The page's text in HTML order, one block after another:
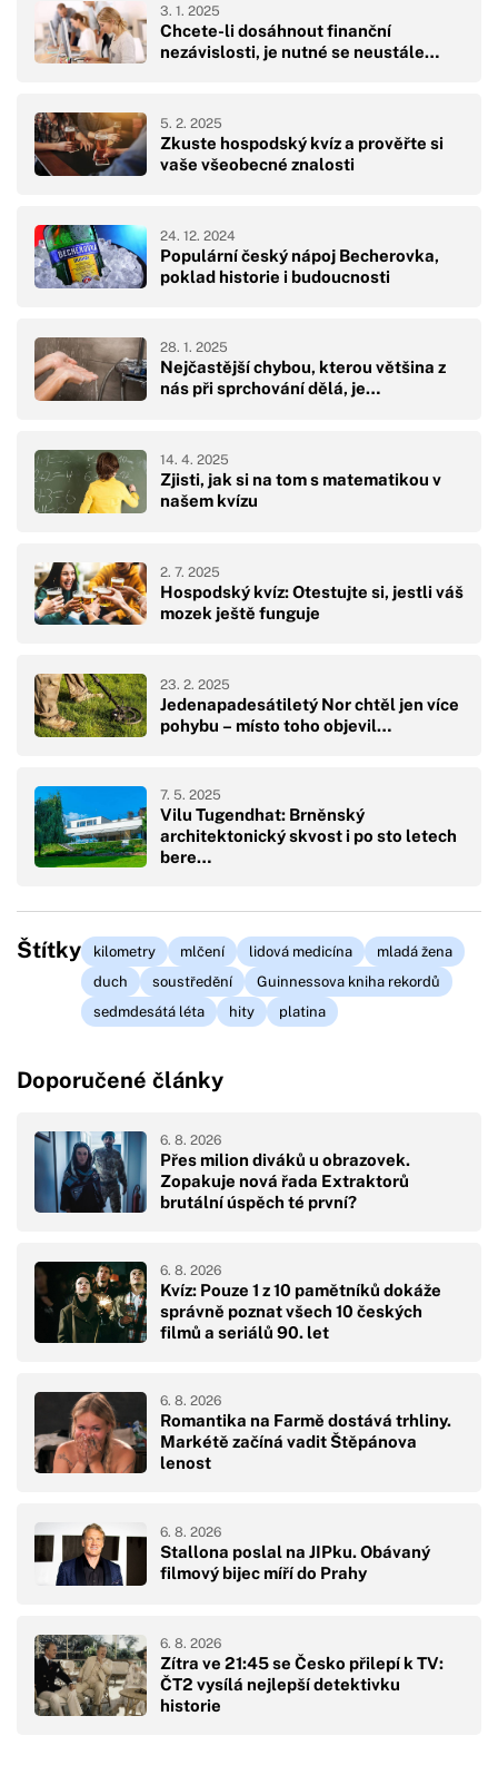
Chcete-li dosáhnout finanční
nezávislosti, je nutné se neustále…
3. 1. 2025
Zkuste hospodský kvíz a prověřte si
vaše všeobecné znalosti
5. 2. 2025
Populární český nápoj Becherovka,
poklad historie i budoucnosti
24. 12. 2024
Nejčastější chybou, kterou většina z
nás při sprchování dělá, je…
28. 1. 2025
Zjisti, jak si na tom s matematikou v
našem kvízu
14. 4. 2025
Hospodský kvíz: Otestujte si, jestli váš
mozek ještě funguje
2. 7. 2025
Jedenapadesátiletý Nor chtěl jen více
pohybu – místo toho objevil…
23. 2. 2025
Vilu Tugendhat: Brněnský
architektonický skvost i po sto letech
bere…
7. 5. 2025
Štítky kilometry mlčení lidová medicína
mladá žena
duch
soustředění
Guinnessova kniha rekordů
sedmdesátá léta
hity platina
Doporučené články
Přes milion diváků u obrazovek.
Zopakuje nová řada Extraktorů
brutální úspěch té první?
6. 8. 2026
Kvíz: Pouze 1 z 10 pamětníků dokáže
správně poznat všech 10 českých
filmů a seriálů 90. let
6. 8. 2026
Romantika na Farmě dostává trhliny.
Markétě začíná vadit Štěpánova
lenost
6. 8. 2026
Stallona poslal na JIPku. Obávaný
filmový bijec míří do Prahy
6. 8. 2026
Zítra ve 21:45 se Česko přilepí k TV:
ČT2 vysílá nejlepší detektivku
historie
6. 8. 2026